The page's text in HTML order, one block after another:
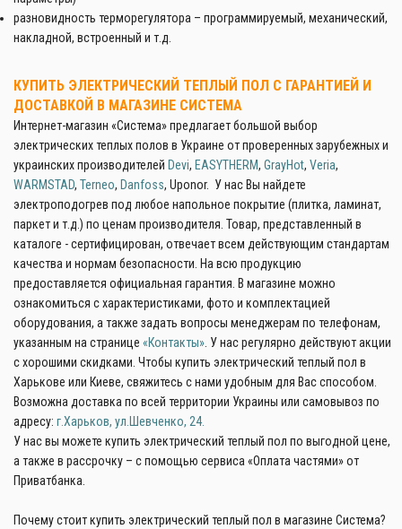
разновидность терморегулятора – программируемый, механический,
накладной, встроенный и т.д.
КУПИТЬ ЭЛЕКТРИЧЕСКИЙ ТЕПЛЫЙ ПОЛ С ГАРАНТИЕЙ И
ДОСТАВКОЙ В МАГАЗИНЕ СИСТЕМА
Интернет-магазин «Система» предлагает большой выбор
электрических теплых полов в Украине от проверенных зарубежных и
украинских производителей Devi, EASYTHERM, GrayHot, Veria,
WARMSTAD, Terneo, Danfoss, Uponor. У нас Вы найдете
электроподогрев под любое напольное покрытие (плитка, ламинат,
паркет и т.д.) по ценам производителя. Товар, представленный в
каталоге - сертифицирован, отвечает всем действующим стандартам
качества и нормам безопасности. На всю продукцию
предоставляется официальная гарантия. В магазине можно
ознакомиться с характеристиками, фото и комплектацией
оборудования, а также задать вопросы менеджерам по телефонам,
указанным на странице «Контакты» . У нас регулярно действуют акции
с хорошими скидками. Чтобы купить электрический теплый пол в
Харькове или Киеве, свяжитесь с нами удобным для Вас способом.
Возможна доставка по всей территории Украины или самовывоз по
адресу: г.Харьков, ул.Шевченко, 24.
У нас вы можете купить электрический теплый пол по выгодной цене,
а также в рассрочку – с помощью сервиса «Оплата частями» от
Приватбанка.
Почему стоит купить электрический теплый пол в магазине Система?